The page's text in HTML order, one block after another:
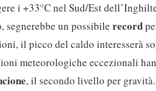
i +33°C nel Sud/Est
segnerebbe un possibile record
il picco del caldo interesserà
meteorologiche eccezionali
, il secondo livello per